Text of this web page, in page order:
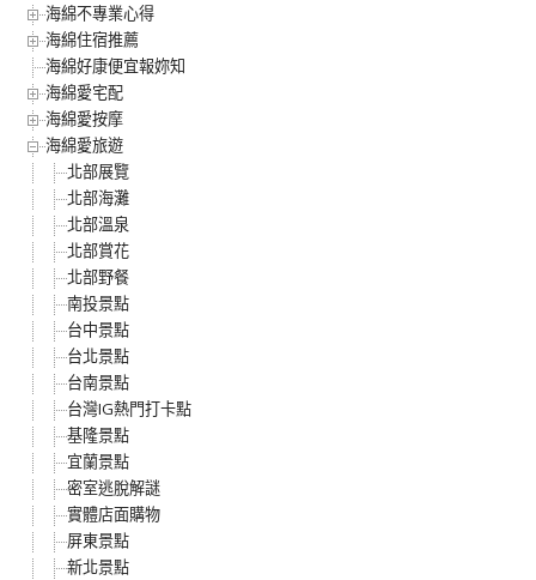
海綿不專業心得
海綿住宿推薦
海綿好康便宜報妳知
海綿愛宅配
海綿愛按摩
海綿愛旅遊
北部展覽
北部海灘
北部溫泉
北部賞花
北部野餐
南投景點
台中景點
台北景點
台南景點
台灣IG熱門打卡點
基隆景點
宜蘭景點
密室逃脫解謎
實體店面購物
屏東景點
新北景點